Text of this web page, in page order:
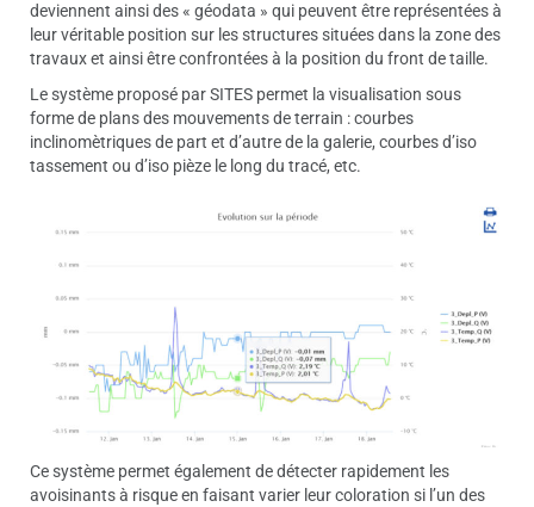
deviennent ainsi des « géodata » qui peuvent être représentées à
leur véritable position sur les structures situées dans la zone des
travaux et ainsi être confrontées à la position du front de taille.
Le système proposé par SITES permet la visualisation sous
forme de plans des mouvements de terrain : courbes
inclinomètriques de part et d’autre de la galerie, courbes d’iso
tassement ou d’iso pièze le long du tracé, etc.
Ce système permet également de détecter rapidement les
avoisinants à risque en faisant varier leur coloration si l’un des